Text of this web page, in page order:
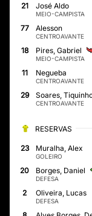
21 José Aldo
MEIO-CAMPISTA
77 Alesson
CENTROAVANTE
18 Pires, Gabriel
MEIO-CAMPISTA
11 Negueba
CENTROAVANTE
29 Soares,
CENTROAVANTE
RESERVAS
23 Muralha, Alex
GOLEIRO
20 Borges, Daniel
DEFESA
2 Oliveira, Lucas
DEFESA